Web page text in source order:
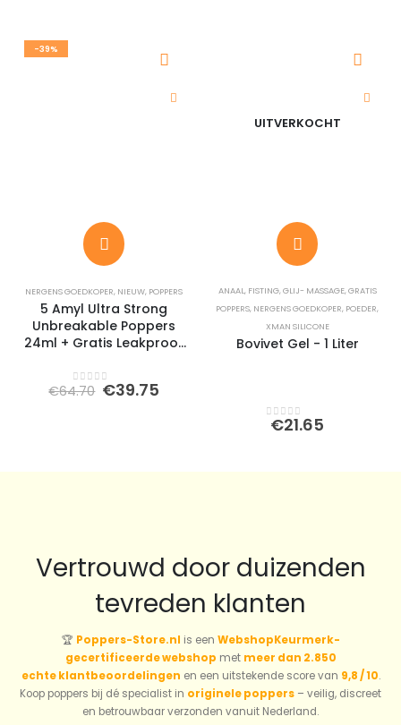
-39%
NERGENS GOEDKOPER, NIEUW, POPPERS
5 Amyl Ultra Strong
Unbreakable Poppers
24ml + Gratis Leakproof
0out of 5
€64.70 Oorspronkelijke
€39.75Huidige
UITVERKOCHT
ANAAL, FISTING,GLIJ- MASSAGE,GRATIS
POPPERS, NERGENS GOEDKOPER, POEDER,
XMAN SILICONE
Bovivet Gel - 1 Liter
0out of 5
€21.65
Vertrouwd door duizenden
tevreden klanten
🏆 Poppers-Store.nl is een WebshopKeurmerk-
gecertificeerde webshop met meer dan 2.850
echte klantbeoordelingen en een uitstekende score van 9,8 / 10.
Koop poppers bij dé specialist in originele poppers – veilig, discreet
en betrouwbaar verzonden vanuit Nederland.